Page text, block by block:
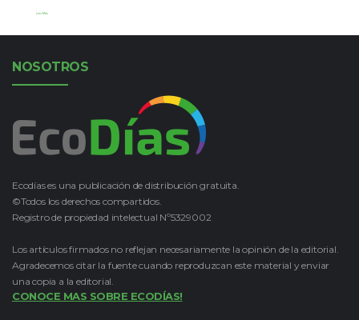
Leer Más
NOSOTROS
Ecodías es una publicación de distribución gratuita.
©Todos los derechos compartidos.
Registro de propiedad intelectual Nº5329002
Los artículos firmados no reflejan necesariamente la opinión de la editorial.
Agradecemos citar la fuente cuando reproduzcan este material y enviar
una copia a la editorial.
CONOCE MAS SOBRE ECODÍAS!